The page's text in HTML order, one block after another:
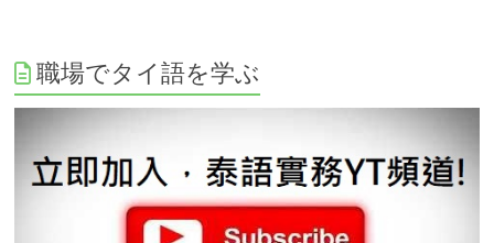
職場でタイ語を学ぶ